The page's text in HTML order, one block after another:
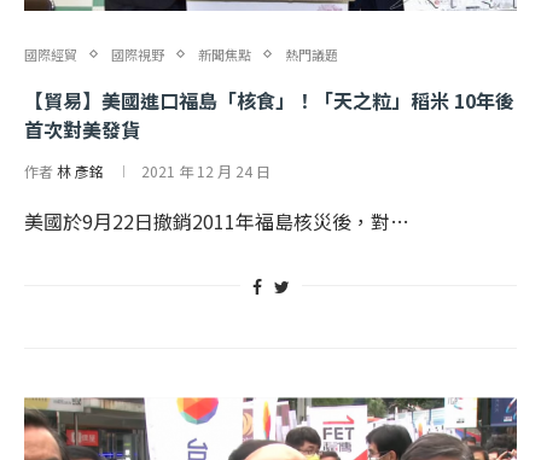
國際經貿 國際視野 新聞焦點 熱門議題
【貿易】美國進口福島「核食」！「天之粒」稻米 10年後
首次對美發貨
作者林 彥銘 2021 年 12 月 24 日
美國於9月22日撤銷2011年福島核災後，對…